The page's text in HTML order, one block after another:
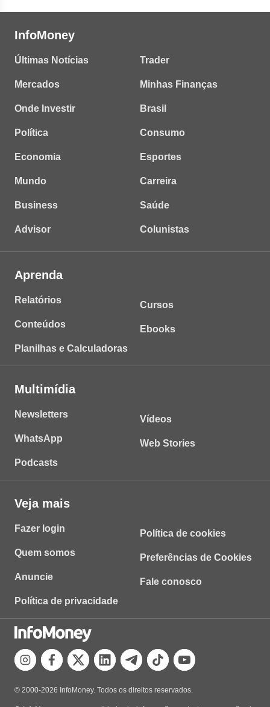
InfoMoney
Últimas Notícias
Mercados
Onde Investir
Política
Economia
Mundo
Business
Advisor
Trader
Minhas Finanças
Brasil
Consumo
Esportes
Carreira
Saúde
Colunistas
Aprenda
Relatórios
Conteúdos
Planilhas e Calculadoras
Cursos
Ebooks
Multimídia
Newsletters
WhatsApp
Podcasts
Vídeos
Web Stories
Veja mais
Fazer login
Quem somos
Anuncie
Política de privacidade
Política de cookies
Preferências de Cookies
Fale conosco
© 2000-2026 InfoMoney. Todos os direitos reservados.